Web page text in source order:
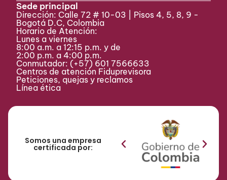
Sede principal
Dirección: Calle 72 # 10-03 | Pisos 4, 5, 8, 9 -
Bogotá D.C, Colombia
Horario de Atención:
Lunes a viernes
8:00 a.m. a 12:15 p.m. y de
2:00 p.m. a 4:00 p.m.
Conmutador: (+57) 601 7566633
Centros de atención Fiduprevisora
Peticiones, quejas y reclamos
Línea ética
Somos una empresa
certificada por: